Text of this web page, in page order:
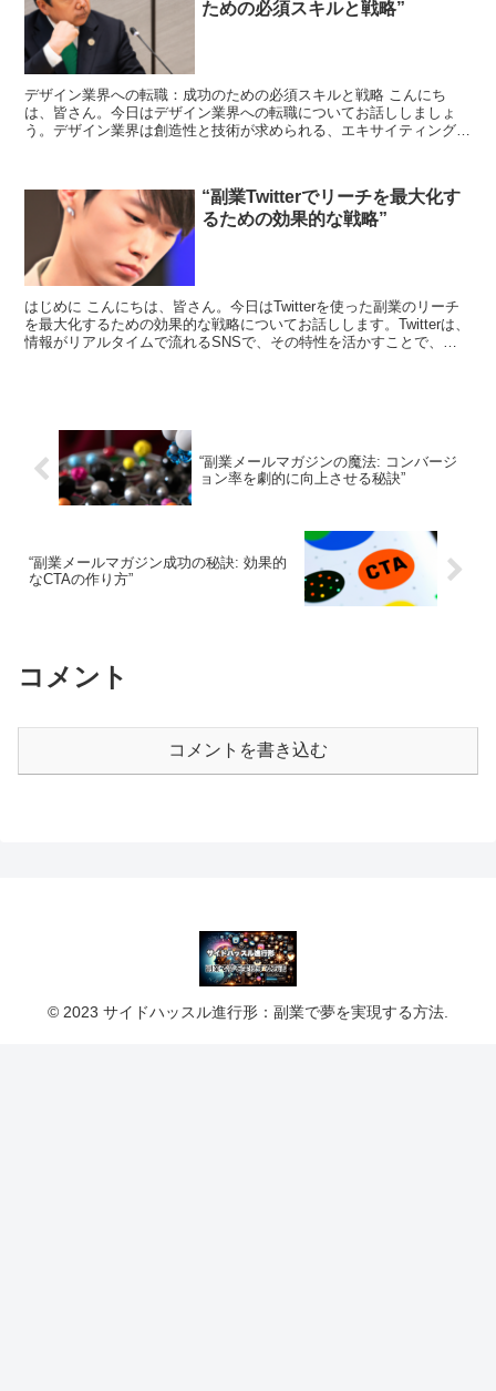
ための必須スキルと戦略”
デザイン業界への転職：成功のための必須スキルと戦略 こんにち
は、皆さん。今日はデザイン業界への転職についてお話ししましょ
う。デザイン業界は創造性と技術が求められる、エキサイティングな
“副業Twitterでリーチを最大化す
るための効果的な戦略”
はじめに こんにちは、皆さん。今日はTwitterを使った副業のリーチ
を最大化するための効果的な戦略についてお話しします。Twitterは、
情報がリアルタイムで流れるSNSで、その特性を活かすことで、副
“副業メールマガジンの魔法: コンバージ
ョン率を劇的に向上させる秘訣”
“副業メールマガジン成功の秘訣: 効果的
なCTAの作り方”
コメント
コメントを書き込む
© 2023 サイドハッスル進行形：副業で夢を実現する方法.